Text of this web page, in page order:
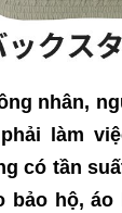
nhân,
làm
có tần
bảo hộ,